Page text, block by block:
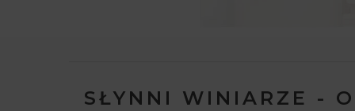
SŁYNNI WINIARZE -